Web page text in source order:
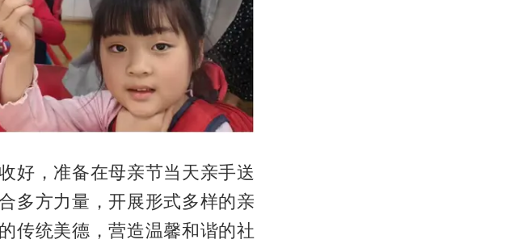
好，准备在母亲节当天亲手送
多方力量，开展形式多样的亲
传统美德，营造温馨和谐的社